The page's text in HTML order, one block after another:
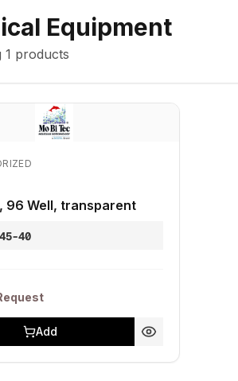
Equipment
1 products
96 Well, transparent
40
Add